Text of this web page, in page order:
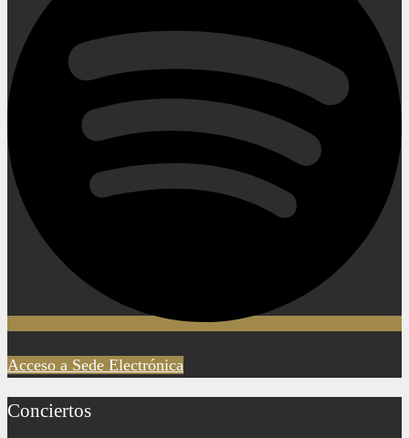
Acceso a Sede Electrónica
Conciertos